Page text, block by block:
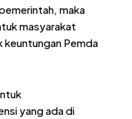
maka
masyarakat
Pemda
yang ada di